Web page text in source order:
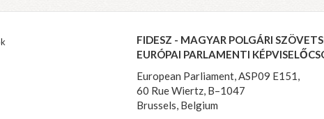
FIDESZ - MAGYAR POLGÁRI
EURÓPAI PARLAMENTI
European Parliament, ASP09 E151,
60 Rue Wiertz, B–1047
Brussels, Belgium